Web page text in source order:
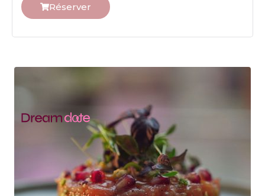
Réserver